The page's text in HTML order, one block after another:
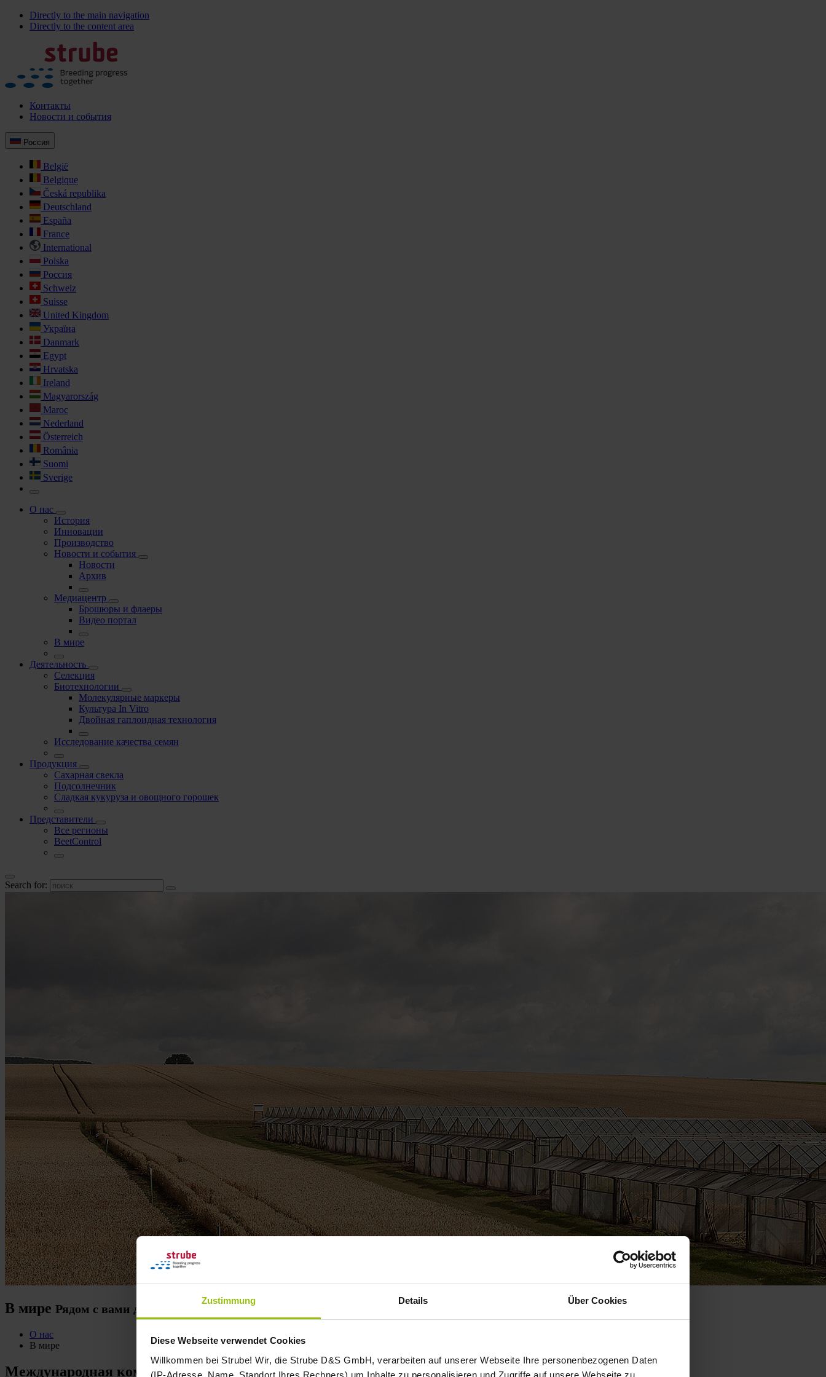
Zustimmung Details Über Cookies
Diese Webseite verwendet Cookies
Willkommen bei Strube! Wir, die Strube D&S GmbH, verarbeiten auf unserer Webseite Ihre personenbezogenen Daten
(IP-Adresse, Name, Standort Ihres Rechners) um Inhalte zu personalisieren und Zugriffe auf unsere Webseite zu
Directly to the main navigation
Directly to the content area
Контакты
Новости и события
Россия
België
Belgique
Česká republika
Deutschland
España
France
International
Polska
Россия
Schweiz
Suisse
United Kingdom
Україна
Danmark
Egypt
Hrvatska
Ireland
Magyarország
Maroc
Nederland
Österreich
România
Suomi
Sverige
О нас
История
Инновации
Производство
Новости и события
Новости
Архив
Медиацентр
Брошюры и флаеры
Видео портал
В мире
Деятельность
Селекция
Биотехнологии
Молекулярные маркеры
Культура In Vitro
Двойная гаплоидная технология
Исследование качества семян
Продукция
Сахарная свекла
Подсолнечник
Сладкая кукуруза и овощного горошек
Представители
Все регионы
BeetControl
Search for:
В мире Рядом с вами для достижения общего успеха
О нас
В мире
Международная компания Strube: